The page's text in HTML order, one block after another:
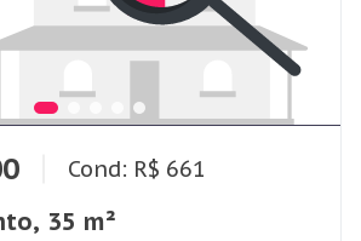
Cond: R$ 661
35 m²